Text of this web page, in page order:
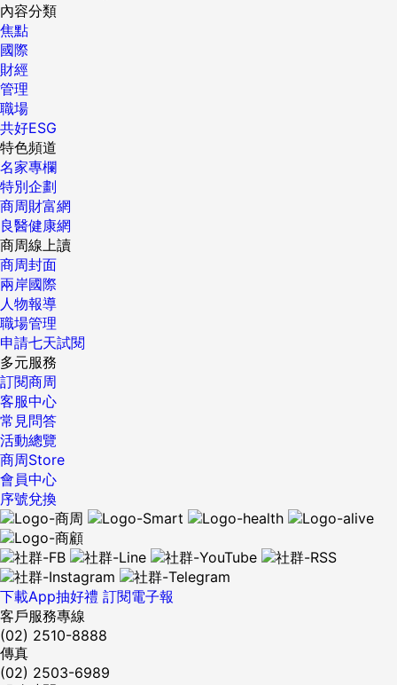
內容分類
焦點
國際
財經
管理
職場
共好ESG
特色頻道
名家專欄
特別企劃
商周財富網
良醫健康網
商周線上讀
商周封面
兩岸國際
人物報導
職場管理
申請七天試閱
多元服務
訂閱商周
客服中心
常見問答
活動總覽
商周Store
會員中心
序號兌換
下載App抽好禮 訂閱電子報
客戶服務專線
(02) 2510-8888
傳真
(02) 2503-6989